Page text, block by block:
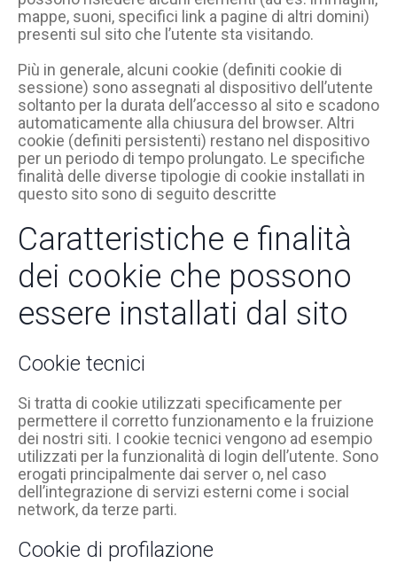
mappe, suoni, specifici link a pagine di altri domini)
presenti sul sito che l’utente sta visitando.
Più in generale, alcuni cookie (definiti cookie di
sessione) sono assegnati al dispositivo dell’utente
soltanto per la durata dell’accesso al sito e scadono
automaticamente alla chiusura del browser. Altri
cookie (definiti persistenti) restano nel dispositivo
per un periodo di tempo prolungato. Le specifiche
finalità delle diverse tipologie di cookie installati in
questo sito sono di seguito descritte
Caratteristiche e finalità
dei cookie che possono
essere installati dal sito
Cookie tecnici
Si tratta di cookie utilizzati specificamente per
permettere il corretto funzionamento e la fruizione
dei nostri siti. I cookie tecnici vengono ad esempio
utilizzati per la funzionalità di login dell’utente. Sono
erogati principalmente dai server o, nel caso
dell’integrazione di servizi esterni come i social
network, da terze parti.
Cookie di profilazione